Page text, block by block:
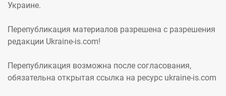
Украине.
Перепубликация материалов разрешена с разрешения
редакции Ukraine-is.com!
Перепубликация возможна после согласования,
обязательна открытая ссылка на ресурс ukraine-is.com